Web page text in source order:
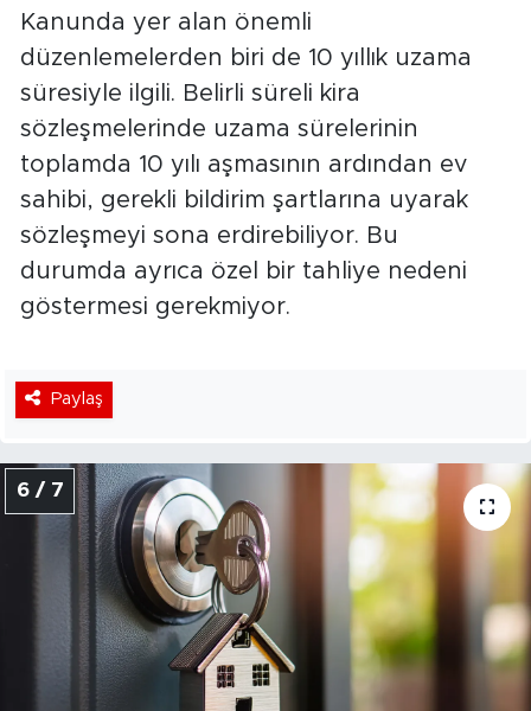
Kanunda yer alan önemli
düzenlemelerden biri de 10 yıllık uzama
süresiyle ilgili. Belirli süreli kira
sözleşmelerinde uzama sürelerinin
toplamda 10 yılı aşmasının ardından ev
sahibi, gerekli bildirim şartlarına uyarak
sözleşmeyi sona erdirebiliyor. Bu
durumda ayrıca özel bir tahliye nedeni
göstermesi gerekmiyor.
Paylaş
6 / 7